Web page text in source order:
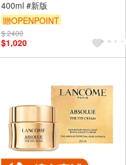
400ml #新版
贈OPENPOINT
訂單滿 2000 元折抵 100元
（運費不算在 2000 元的範圍
內）
$ 2400
$1,020